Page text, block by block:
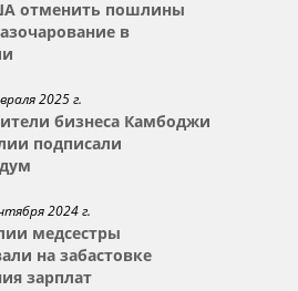
отменить пошлины
в
2025 г.
бизнеса Камбоджи
подписали
2024 г.
медсестры
на забастовке
зарплат